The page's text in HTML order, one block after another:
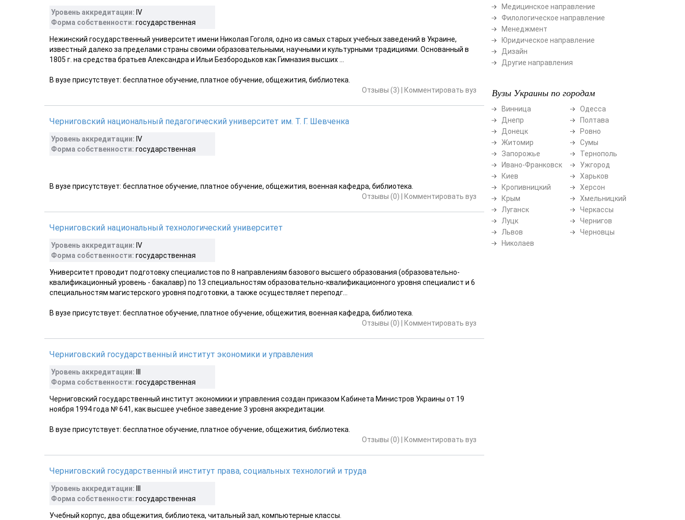
Уровень аккредитации: IV
Форма собственности: государственная
Нежинский государственный университет имени Николая Гоголя, одно из самых старых учебных заведений в Украи­не,
известный далеко за пределами страны своими образовательными, научными и культурными традициями. Основанный в
1805 г. на средства братьев Александра и Ильи Безбородьков как Гимназия высших ...
В вузе присутствует: бесплатное обучение, платное обучение, общежития, библиотека.
Отзывы (3)
Комментировать вуз
Черниговский национальный педагогический университет им. Т. Г. Шевченка
Уровень аккредитации: IV
Форма собственности: государственная
В вузе присутствует: бесплатное обучение, платное обучение, общежития, военная кафедра, библиотека.
Отзывы (0)
Комментировать вуз
Черниговский национальный технологический университет
Уровень аккредитации: IV
Форма собственности: государственная
Университет проводит подготовку специалистов по 8 направлениям базового высшего образования (образовательно-
квалификационный уровень - бакалавр) по 13 специальностям образовательно-квалификационного уровня специалист и 6
специальностям магистерского уровня подготовки, а также осуществляет переподг...
В вузе присутствует: бесплатное обучение, платное обучение, общежития, военная кафедра, библиотека.
Отзывы (0)
Комментировать вуз
Черниговский государственный институт экономики и управления
Уровень аккредитации:
Форма собственности: государственная
Черниговский государственный институт экономики и управления создан приказом Кабинета Министров Украины от 19
ноября 1994 года № 641, как высшее учебное заведение 3 уровня аккредитации.
В вузе присутствует: бесплатное обучение, платное обучение, общежития, библиотека.
Отзывы (0)
Комментировать вуз
Черниговский государственный институт права, социальных технологий и труда
Уровень аккредитации:
Форма собственности: государственная
Учебный корпус, два общежития, библиотека, читальный зал, компьютерные классы.
Медицинское направление
Филологическое направление
Менеджмент
Юридическое направление
Дизайн
Другие направления
Вузы Украины по городам
Винница
Днепр
Донецк
Житомир
Запорожье
Ивано-Франковск
Киев
Кропивницкий
Крым
Луганск
Луцк
Львов
Николаев
Одесса
Полтава
Ровно
Сумы
Тернополь
Ужгород
Харьков
Херсон
Хмельницкий
Черкассы
Чернигов
Черновцы